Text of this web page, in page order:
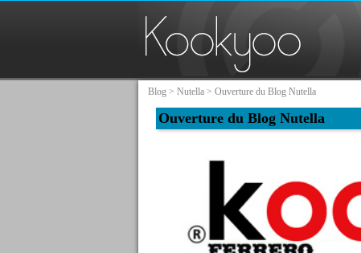
Blog > Nutella > Ouverture du Blog Nutella
Ouverture du Blog Nutella